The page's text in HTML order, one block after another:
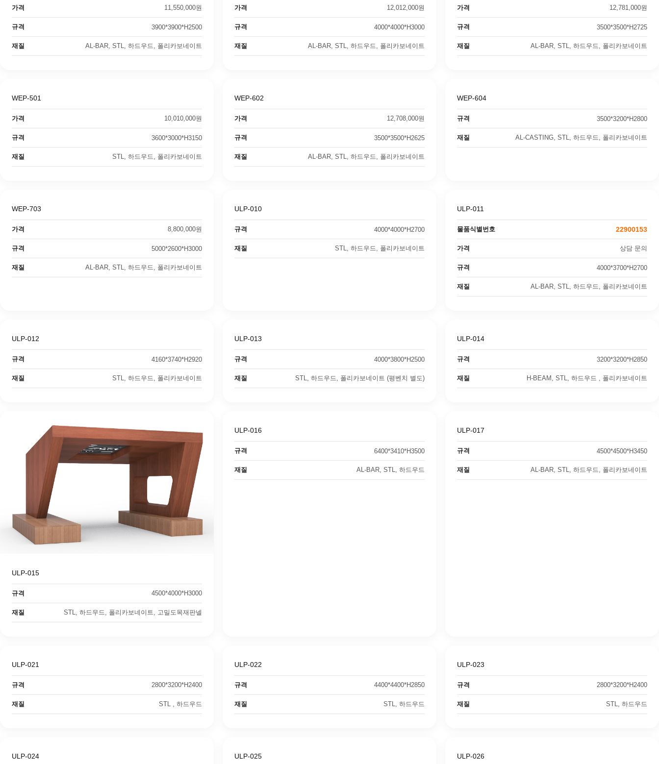
가격 11,550,000원
규격 3900*3900*H2500
재질 AL-BAR, STL, 하드우드, 폴리카보네이트
가격 12,012,000원
규격 4000*4000*H3000
재질 AL-BAR, STL, 하드우드, 폴리카보네이트
가격 12,781,000원
규격 3500*3500*H2725
재질 AL-BAR, STL, 하드우드, 폴리카보네이트
WEP-501
가격 10,010,000원
규격 3600*3000*H3150
재질 STL, 하드우드, 폴리카보네이트
WEP-602
가격 12,708,000원
규격 3500*3500*H2625
재질 AL-BAR, STL, 하드우드, 폴리카보네이트
WEP-604
규격 3500*3200*H2800
재질 AL-CASTING, STL, 하드우드, 폴리카보네이트
WEP-703
가격 8,800,000원
규격 5000*2600*H3000
재질 AL-BAR, STL, 하드우드, 폴리카보네이트
ULP-010
규격 4000*4000*H2700
재질 STL, 하드우드, 폴리카보네이트
ULP-011
물품식별번호 22900153
가격 상담 문의
규격 4000*3700*H2700
재질 AL-BAR, STL, 하드우드, 폴리카보네이트
ULP-012
규격 4160*3740*H2920
재질 STL, 하드우드, 폴리카보네이트
ULP-013
규격 4000*3800*H2500
재질 STL, 하드우드, 폴리카보네이트 (평벤치 별도)
ULP-014
규격 3200*3200*H2850
재질 H-BEAM, STL, 하드우드 , 폴리카보네이트
ULP-015
규격 4500*4000*H3000
재질 STL, 하드우드, 폴리카보네이트, 고밀도목재판넬
ULP-016
규격 6400*3410*H3500
재질 AL-BAR, STL, 하드우드
ULP-017
규격 4500*4500*H3450
재질 AL-BAR, STL, 하드우드, 폴리카보네이트
ULP-021
규격 2800*3200*H2400
재질 STL , 하드우드
ULP-022
규격 4400*4400*H2850
재질 STL, 하드우드
ULP-023
규격 2800*3200*H2400
재질 STL, 하드우드
ULP-024 ULP-025 ULP-026